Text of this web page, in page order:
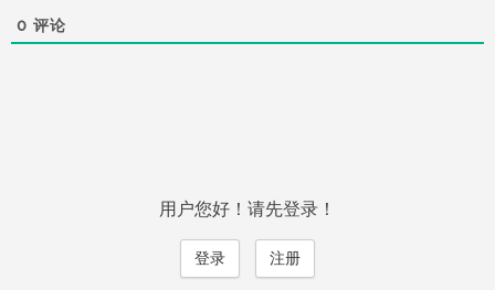
0 评论
用户您好！请先登录！
登录 注册